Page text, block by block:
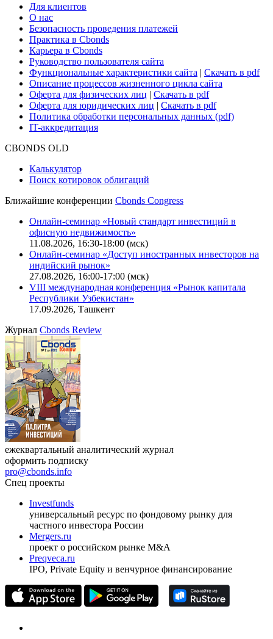
Для клиентов
О нас
Безопасность проведения платежей
Практика в Cbonds
Карьера в Cbonds
Руководство пользователя сайта
Функциональные характеристики сайта | Скачать в pdf
Описание процессов жизненного цикла сайта
Оферта для физических лиц | Скачать в pdf
Оферта для юридических лиц | Скачать в pdf
Политика обработки персональных данных (pdf)
IT-аккредитация
CBONDS OLD
Калькулятор
Поиск котировок облигаций
Ближайшие конференции Cbonds Congress
Онлайн-семинар «Новый стандарт инвестиций в
офисную недвижимость»
11.08.2026, 16:30-18:00 (мск)
Онлайн-семинар «Доступ иностранных инвесторов на
индийский рынок»
27.08.2026, 16:00-17:00 (мск)
VIII международная конференция «Рынок капитала
Республики Узбекистан»
17.09.2026, Ташкент
Журнал Cbonds Review
ежеквартальный аналитический журнал
оформить подписку
pro@cbonds.info
Спец проекты
Investfunds
универсальный ресурс по фондовому рынку для
частного инвестора России
Mergers.ru
проект о российском рынке M&A
Preqveca.ru
IPO, Private Equity и венчурное финансирование